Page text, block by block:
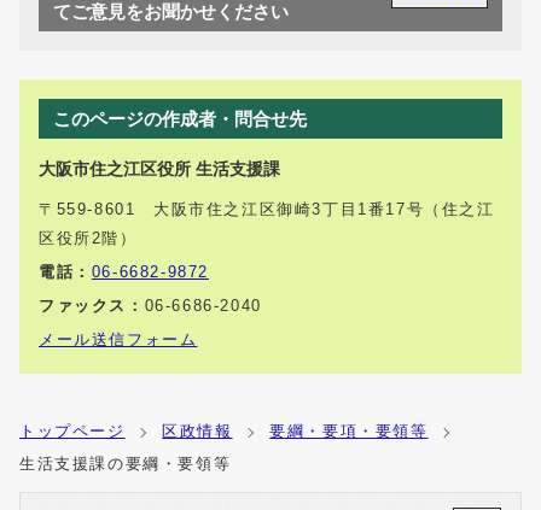
てご意見をお聞かせください
このページの作成者・問合せ先
大阪市住之江区役所 生活支援課
〒559-8601 大阪市住之江区御崎3丁目1番17号（住之江
区役所2階）
電話： 06-6682-9872
ファックス： 06-6686-2040
メール送信フォーム
トップページ 区政情報
要綱・要項・要領等
生活支援課の要綱・要領等